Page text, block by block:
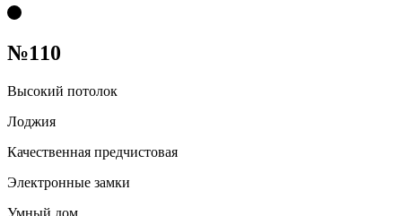
№110
Высокий потолок
Лоджия
Качественная предчистовая
Электронные замки
Умный дом